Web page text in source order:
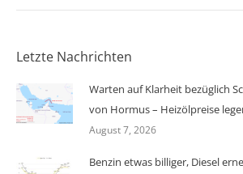
Letzte Nachrichten
Warten auf Klarheit bezüglich
von Hormus – Heizölpreise
August 7, 2026
Benzin etwas billiger, Diesel